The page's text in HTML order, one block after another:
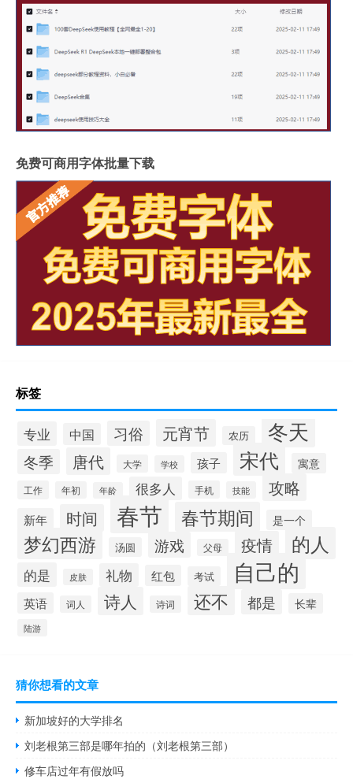
免费可商用字体批量下载
标签
专业 中国 习俗 元宵节 农历 冬天
冬季 唐代 大学 学校 孩子 宋代 寓意
工作 年初 年龄 很多人 手机 技能 攻略
新年 时间 春节 春节期间 是一个
梦幻西游 汤圆 游戏 父母 疫情 的人
的是 皮肤 礼物 红包 考试 自己的
英语 词人 诗人 诗词 还不 都是 长辈
陆游
猜你想看的文章
新加坡好的大学排名
刘老根第三部是哪年拍的（刘老根第三部）
修车店过年有假放吗